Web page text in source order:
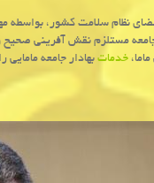
نظام سلامت کشور،
مستلزم نقش آفرینی صحیح
خدمات بهادار جامعه